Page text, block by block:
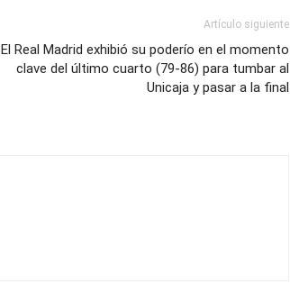
Artículo siguiente
El Real Madrid exhibió su poderío en el momento
clave del último cuarto (79-86) para tumbar al
Unicaja y pasar a la final